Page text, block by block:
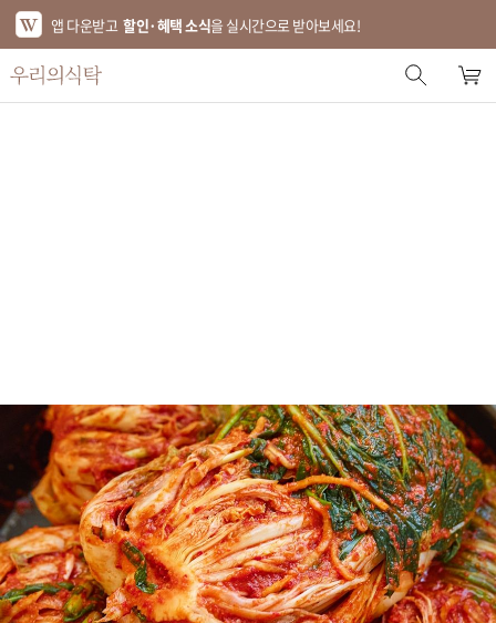
앱 다운받고 할인·혜택 소식을 실시간으로 받아보세요!
푸드
키친
리빙
가전